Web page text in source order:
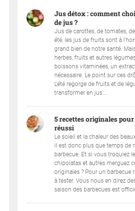
Jus détox : comment
de jus ?
Jus de carottes, de tomates,
été, les jus de fruits sont à
grand bien de notre santé.
herbes, fruits et autres
boissons vitaminées, un
nécessaire. Le point sur ces
L'été regorge de fruits et de
transformer en jus....
5 recettes originales
réussi
Le soleil et la chaleur des
il est donc plus que temps de
barbecue. Et si vous troquiez
chipolatas et autres merguez
originales ? Pour un barbecue
à tester. Vous nous en direz
saison des barbecues est